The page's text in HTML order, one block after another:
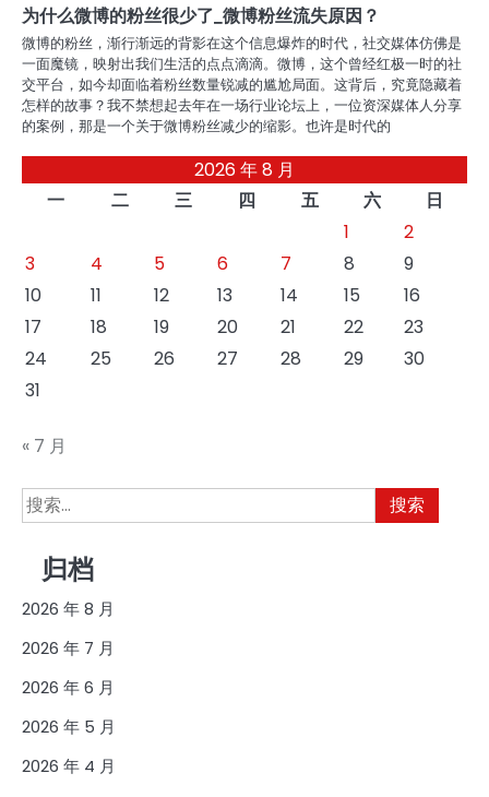
为什么微博的粉丝很少了_微博粉丝流失原因？
微博的粉丝，渐行渐远的背影在这个信息爆炸的时代，社交媒体仿佛是
一面魔镜，映射出我们生活的点点滴滴。微博，这个曾经红极一时的社
交平台，如今却面临着粉丝数量锐减的尴尬局面。这背后，究竟隐藏着
怎样的故事？我不禁想起去年在一场行业论坛上，一位资深媒体人分享
的案例，那是一个关于微博粉丝减少的缩影。也许是时代的
2026 年 8 月
一
二 三 四 五 六
日
1
2
3
4 5 6 7 8
9
10
11 12 13 14 15
16
17
18 19 20 21 22
23
24
25 26 27 28 29
30
31
« 7 月
搜
索：
归档
2026 年 8 月
2026 年 7 月
2026 年 6 月
2026 年 5 月
2026 年 4 月